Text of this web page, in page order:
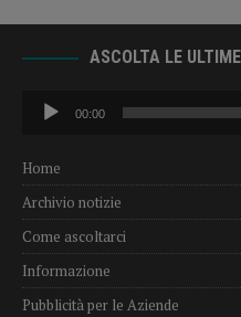
ASCOLTA LE
Audio
Player
00:00
Home
Archivio notizie
Come ascoltarci
Informazione
Pubblicità per le Aziende